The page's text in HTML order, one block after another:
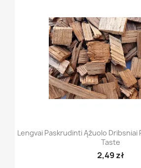
Lengvai Paskrudinti Ąžuolo Dribsniai
Taste
2,49 zł